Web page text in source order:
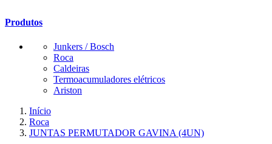
Produtos
Junkers / Bosch
Roca
Caldeiras
Termoacumuladores elétricos
Ariston
Início
Roca
JUNTAS PERMUTADOR GAVINA (4UN)